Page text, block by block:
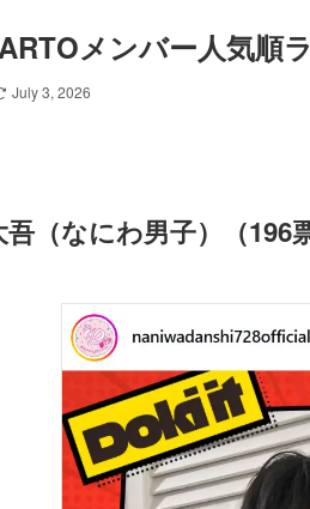
メンバー人気順
July 3, 2026
（なにわ男子）（196